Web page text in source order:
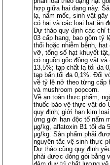
hợp giữa hai dạng này.
lạ, nấm mốc, sinh vật
có hại và các loại hạt ăn
Dự thảo quy định các chỉ
03 cấp hạng, bao gồm tỷ
thối hoặc nhiễm bệnh,
vỡ, tổng số hạt khuyết
có nguồn gốc động vật
13,5%; tạp chất lạ tối đa
tạp bẩn tối đa 0,1%. Đối
về tỷ lệ nở theo từng cấp
và mushroom popcorn.
Về an toàn thực phẩm,
thuốc bảo vệ thực vật do
quy định; giới hạn kim
ứng giới hạn độc tố nấm
µg/kg, aflatoxin B1 tối đa
µg/kg. Sản phẩm phải
nguyên tắc vệ sinh thực
Dự thảo cũng quy định
phải được đóng gói bằng